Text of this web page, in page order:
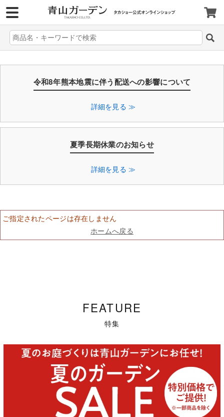
令和8年熊本地震に伴う配送への影響について
詳細を見る ≫
夏季長期休業のお知らせ
詳細を見る ≫
ご指定されたページは存在しません
ホームへ戻る
FEATURE
特集